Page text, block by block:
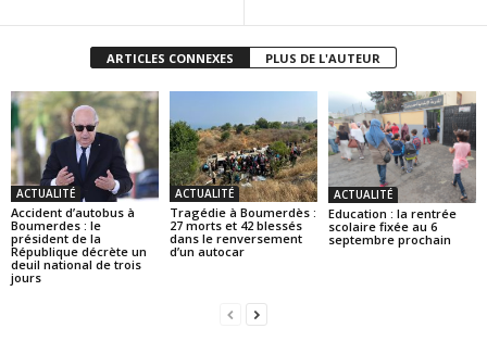
ARTICLES CONNEXES PLUS DE L'AUTEUR
ACTUALITÉ
Accident d’autobus à
Boumerdes : le
président de la
République décrète un
deuil national de trois
jours
ACTUALITÉ
Tragédie à Boumerdès :
27 morts et 42 blessés
dans le renversement
d’un autocar
ACTUALITÉ
Education : la rentrée
scolaire fixée au 6
septembre prochain